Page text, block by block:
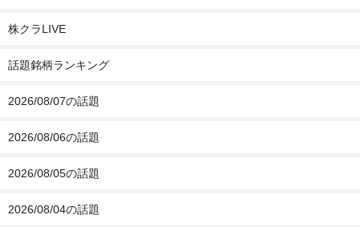
株クラLIVE
話題銘柄ランキング
2026/08/07の話題
2026/08/06の話題
2026/08/05の話題
2026/08/04の話題